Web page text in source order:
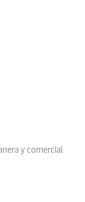
y comercial